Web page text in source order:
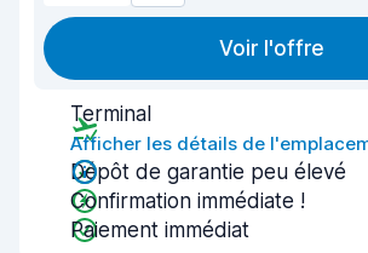
Voir l'offre
Terminal
Afficher les détails de
Dépôt de garantie peu élevé
Confirmation immédiate !
Paiement immédiat